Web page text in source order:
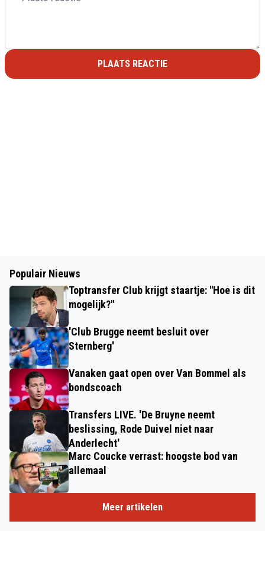
PLAATS REACTIE
Populair Nieuws
Toptransfer Club krijgt staartje: "Hoe is dit
mogelijk?"
'Club Brugge neemt besluit over
Sternberg'
Vanaken gaat open over Van Bommel als
bondscoach
Transfers LIVE. 'De Bruyne neemt
beslissing, Rode Duivel niet naar
Anderlecht'
Marc Coucke verrast: hoogste bod van
allemaal
Meer artikelen